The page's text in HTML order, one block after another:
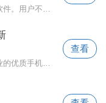
：浙江外卖在线是一款非常专业的优质手机在线外卖实用优质资源软件，让用户获得全新的优质手机在线免费服务，用户可以通过软件观看您的外卖
查看